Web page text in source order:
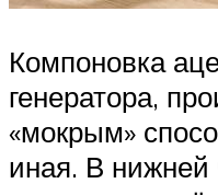
Компоновка
генератора,
«мокрым»
иная. В нижней